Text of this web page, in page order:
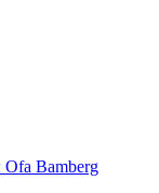
Bamberg